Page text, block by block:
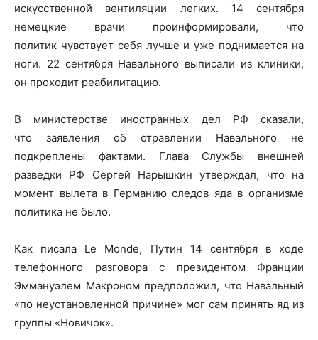
искусственной вентиляции легких. 14 сентября
немецкие врачи проинформировали, что
политик чувствует себя лучше и уже поднимается на
ноги. 22 сентября Навального выписали из клиники,
он проходит реабилитацию.
В министерстве иностранных дел РФ сказали,
что заявления об отравлении Навального не
подкреплены фактами. Глава Службы внешней
разведки РФ Сергей Нарышкин утверждал, что на
момент вылета в Германию следов яда в организме
политика не было.
Как писала Le Monde, Путин 14 сентября в ходе
телефонного разговора с президентом Франции
Эммануэлем Макроном предположил, что Навальный
«по неустановленной причине» мог сам принять яд из
группы «Новичок».